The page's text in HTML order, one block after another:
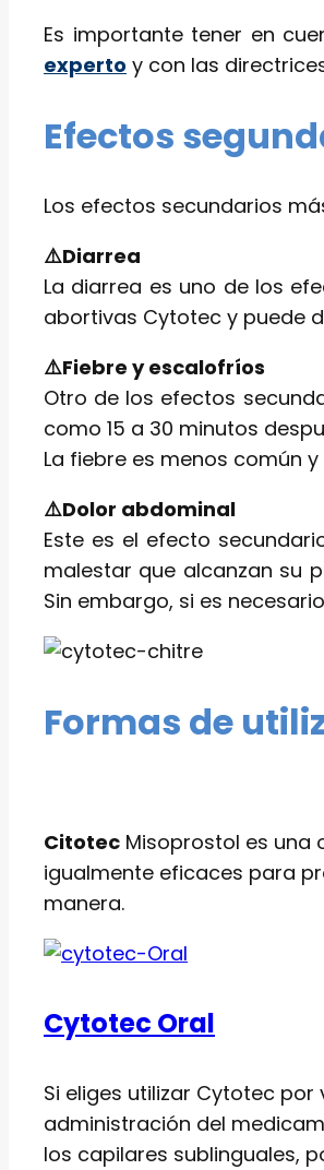
Es importante tener en
experto y con las
Efectos
Los efectos secundarios
⚠️Diarrea
La diarrea es uno de los
abortivas Cytotec y puede
⚠️Fiebre y escalofríos
Otro de los efectos
como 15 a 30 minutos
La fiebre es menos común
⚠️Dolor abdominal
Este es el efecto
malestar que alcanzan su
Sin embargo, si es
Formas de
Citotec Misoprostol es una
igualmente eficaces para
manera.
Cytotec Oral
Si eliges utilizar Cytotec
administración del
los capilares sublinguales,